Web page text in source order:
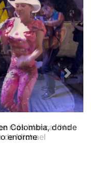
más blanca: 'No
de Michael
Next